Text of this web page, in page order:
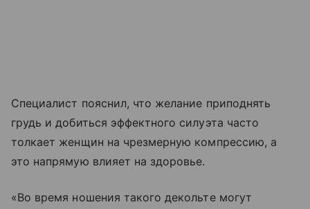
Специалист пояснил, что желание приподнять
грудь и добиться эффектного силуэта часто
толкает женщин на чрезмерную компрессию, а
это напрямую влияет на здоровье.
«Во время ношения такого декольте могут